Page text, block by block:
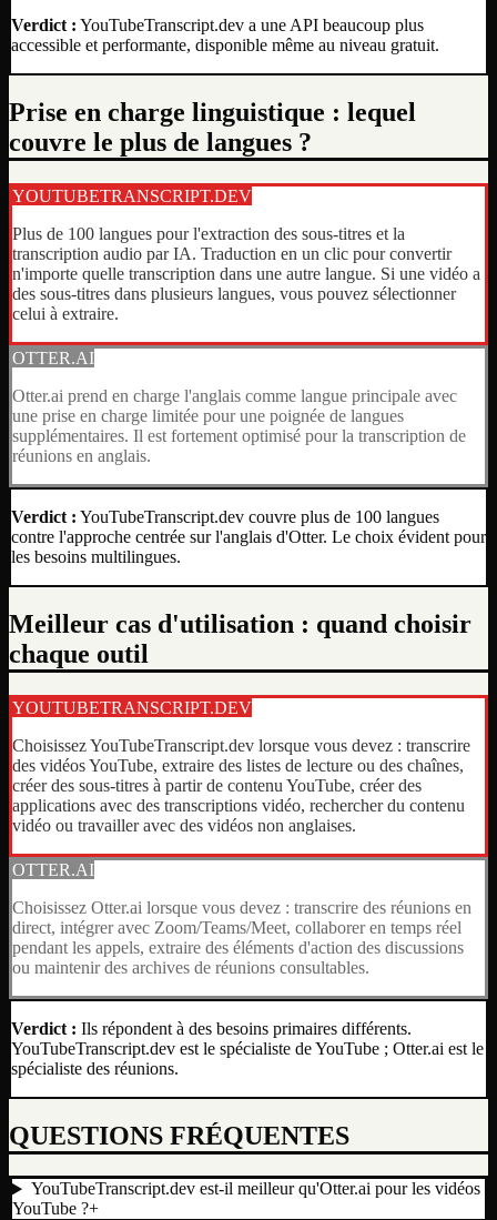
Verdict : YouTubeTranscript.dev a une API beaucoup plus
accessible et performante, disponible même au niveau gratuit.
Prise en charge linguistique : lequel
couvre le plus de langues ?
YOUTUBETRANSCRIPT.DEV
Plus de 100 langues pour l'extraction des sous-titres et la
transcription audio par IA. Traduction en un clic pour convertir
n'importe quelle transcription dans une autre langue. Si une vidéo a
des sous-titres dans plusieurs langues, vous pouvez sélectionner
celui à extraire.
OTTER.AI
Otter.ai prend en charge l'anglais comme langue principale avec
une prise en charge limitée pour une poignée de langues
supplémentaires. Il est fortement optimisé pour la transcription de
réunions en anglais.
Verdict : YouTubeTranscript.dev couvre plus de 100 langues
contre l'approche centrée sur l'anglais d'Otter. Le choix évident pour
les besoins multilingues.
Meilleur cas d'utilisation : quand choisir
chaque outil
YOUTUBETRANSCRIPT.DEV
Choisissez YouTubeTranscript.dev lorsque vous devez : transcrire
des vidéos YouTube, extraire des listes de lecture ou des chaînes,
créer des sous-titres à partir de contenu YouTube, créer des
applications avec des transcriptions vidéo, rechercher du contenu
vidéo ou travailler avec des vidéos non anglaises.
OTTER.AI
Choisissez Otter.ai lorsque vous devez : transcrire des réunions en
direct, intégrer avec Zoom/Teams/Meet, collaborer en temps réel
pendant les appels, extraire des éléments d'action des discussions
ou maintenir des archives de réunions consultables.
Verdict : Ils répondent à des besoins primaires différents.
YouTubeTranscript.dev est le spécialiste de YouTube ; Otter.ai est le
spécialiste des réunions.
QUESTIONS FRÉQUENTES
YouTubeTranscript.dev est-il meilleur qu'Otter.ai pour les vidéos
YouTube ?+